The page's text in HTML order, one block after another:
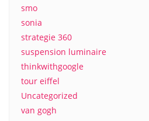
smo
sonia
strategie 360
suspension luminaire
thinkwithgoogle
tour eiffel
Uncategorized
van gogh